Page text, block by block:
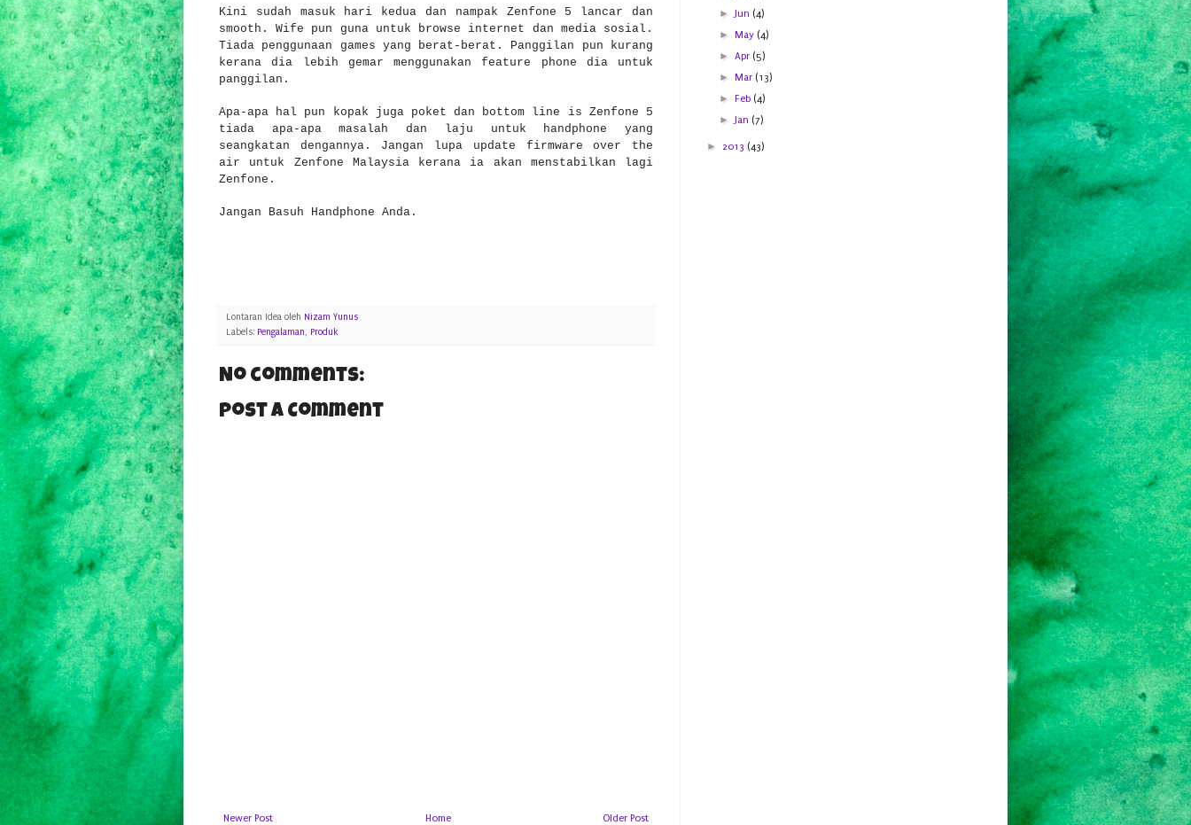
Kini sudah masuk hari kedua dan nampak Zenfone 5 lancar dan
smooth. Wife pun guna untuk browse internet dan media sosial.
Tiada penggunaan games yang berat-berat. Panggilan pun kurang
kerana dia lebih gemar menggunakan feature phone dia untuk
panggilan.
Apa-apa hal pun kopak juga poket dan bottom line is Zenfone 5
tiada apa-apa masalah dan laju untuk handphone yang
seangkatan dengannya. Jangan lupa update firmware over the
air untuk Zenfone Malaysia kerana ia akan menstabilkan lagi
Zenfone.
Jangan Basuh Handphone Anda.
Lontaran Idea oleh Nizam Yunus
Labels: Pengalaman, Produk
No comments:
Post a Comment
Newer Post Older Post
Home
►Jun (4)
►May (4)
►Apr (5)
►Mar (13)
►Feb (4)
►Jan (7)
► 2013 (43)